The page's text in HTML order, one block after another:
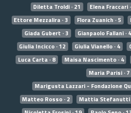
Diletta Troldi · 21
Elena Fraccari
Ettore Mezzalira · 3
Flora Zuanich · 5
Giada Gubert · 3
Gianpaolo Fallani ·
Giulia Incicco · 12
Giulia Vianello · 4
Luca Carta · 8
Maisa Nascimento · 4
Maria Parisi · 7
Marigusta Lazzari - Fondazione
Matteo Rosso · 2
Mattia Stefanutti